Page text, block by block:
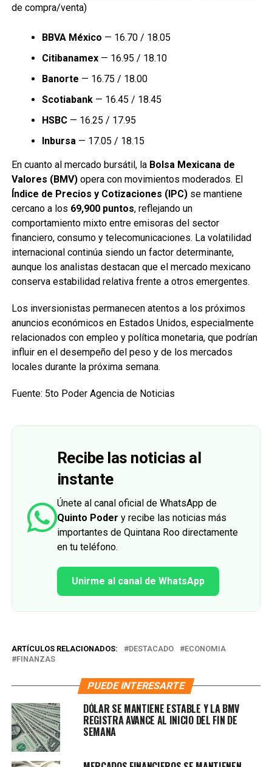
de compra/venta)
BBVA México — 16.70 / 18.05
Citibanamex— 16.95 / 18.10
Banorte — 16.75 / 18.00
Scotiabank— 16.45 / 18.45
HSBC— 16.25 / 17.95
Inbursa— 17.05 / 18.15
En cuanto al mercado bursátil, la Bolsa Mexicana de
Valores (BMV)opera con movimientos moderados. El
Índice de Precios y Cotizaciones (IPC)se mantiene
cercano a los 69,900 puntos, reflejando un
comportamiento mixto entre emisoras del sector
financiero, consumo y telecomunicaciones. La volatilidad
internacional continúa siendo un factor determinante,
aunque los analistas destacan que el mercado mexicano
conserva estabilidad relativa frente a otros emergentes.
Los inversionistas permanecen atentos a los próximos
anuncios económicos en Estados Unidos, especialmente
relacionados con empleo y política monetaria, que podrían
influir en el desempeño del peso y de los mercados
locales durante la próxima semana.
Fuente: 5to Poder Agencia de Noticias
Recibe las noticias al
instante
Únete al canal oficial de WhatsApp de
Quinto Poder y recibe las noticias más
importantes de Quintana Roo directamente
en tu teléfono.
Unirme al canal de WhatsApp
ARTÍCULOS RELACIONADOS: DESTACADO
ECONOMIA
FINANZAS
PUEDE INTERESARTE
DÓLAR SE MANTIENE ESTABLE Y LA BMV
REGISTRA AVANCE AL INICIO DEL FIN DE
SEMANA